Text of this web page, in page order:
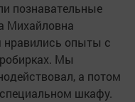
познавательные
Михайловна
опыты с
Мы
а потом
шкафу.